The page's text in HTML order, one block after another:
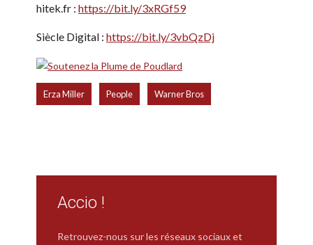
hitek.fr : https://bit.ly/3xRGf59
Siècle Digital : https://bit.ly/3vbQzDj
Erza Miller People Warner Bros
Accio !
Retrouvez-nous sur les réseaux sociaux et